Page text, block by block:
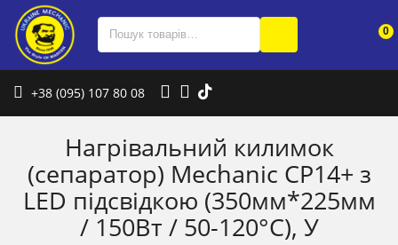
0
+38 (095) 107 80 08
Нагрівальний килимок
(сепаратор) Mechanic CP14+ з
LED підсвідкою (350мм*225мм
/ 150Вт / 50-120°C), У